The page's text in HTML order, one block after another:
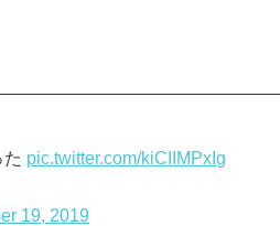
pic.twitter.com/kiCIIMPxIg
19, 2019